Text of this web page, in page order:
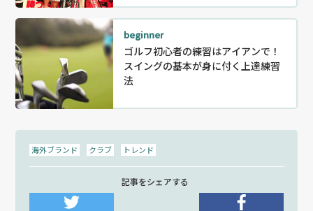
beginner
ゴルフ初心者の練習はアイアンで！
スイングの基本が身に付く上達練習
法
海外ブランド クラブ トレンド
記事をシェアする